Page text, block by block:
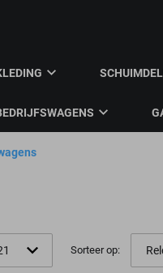
Sorteer op: